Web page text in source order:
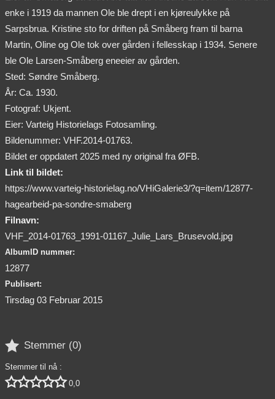
enke i 1919 da mannen Ole ble drept i en kjøreulykke på
Sarpsbrua. Kristine sto for driften på Småberg fram til barna
Martin, Oline og Ole tok over gården i fellesskap i 1934. Senere
ble Ole Larsen-Småberg eneeier av gården.
Sted: Søndre Småberg.
År: Ca. 1930.
Fotograf: Ukjent.
Eier: Varteig Historielags Fotosamling.
Bildenummer: VHF.2014-01763.
Bildet er oppdatert 2025 med ny original fra ØFB.
Link til bildet:
https://www.varteig-historielag.no/VHiGalerie3/?q=item/12877-
hagearbeid-pa-sondre-smaberg
Filnavn:
VHF_2014-01763_1991-01167_Julie_Lars_Brusevold.jpg
AlbumID nummer:
12877
Publisert:
Tirsdag 03 Februar 2015
 Stemmer (0)
Stemmer til nå :
 0,0